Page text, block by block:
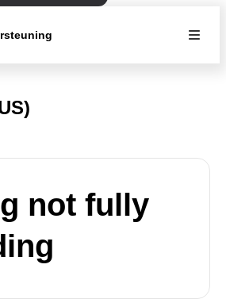
not fully